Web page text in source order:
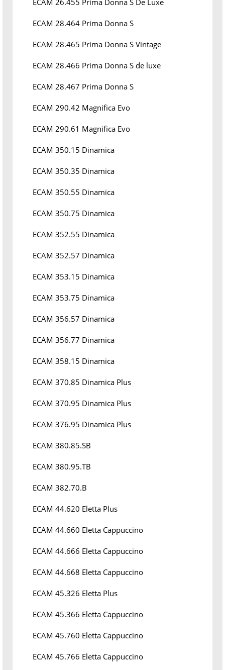
ECAM 26.455 Prima Donna S De Luxe
ECAM 28.464 Prima Donna S
ECAM 28.465 Prima Donna S Vintage
ECAM 28.466 Prima Donna S de luxe
ECAM 28.467 Prima Donna S
ECAM 290.42 Magnifica Evo
ECAM 290.61 Magnifica Evo
ECAM 350.15 Dinamica
ECAM 350.35 Dinamica
ECAM 350.55 Dinamica
ECAM 350.75 Dinamica
ECAM 352.55 Dinamica
ECAM 352.57 Dinamica
ECAM 353.15 Dinamica
ECAM 353.75 Dinamica
ECAM 356.57 Dinamica
ECAM 356.77 Dinamica
ECAM 358.15 Dinamica
ECAM 370.85 Dinamica Plus
ECAM 370.95 Dinamica Plus
ECAM 376.95 Dinamica Plus
ECAM 380.85.SB
ECAM 380.95.TB
ECAM 382.70.B
ECAM 44.620 Eletta Plus
ECAM 44.660 Eletta Cappuccino
ECAM 44.666 Eletta Cappuccino
ECAM 44.668 Eletta Cappuccino
ECAM 45.326 Eletta Plus
ECAM 45.366 Eletta Cappuccino
ECAM 45.760 Eletta Cappuccino
ECAM 45.766 Eletta Cappuccino